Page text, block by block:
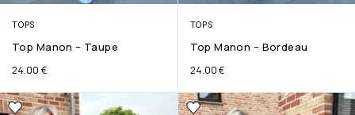
TOPS
Top Manon – Taupe
24.00 €
TOPS
Top Manon – Bordeau
24.00€